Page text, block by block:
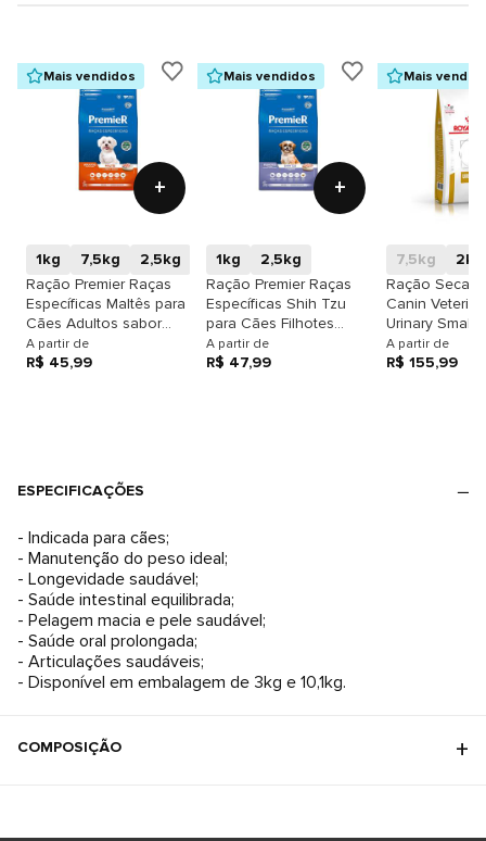
Mais vendidos
+
1kg 7,5kg
2,5kg
Ração Premier Raças
Específicas Maltês para
Cães Adultos sabor
Peru & Arroz
A partir de
R$ 45,99
Mais vendidos
+
1kg
2,5kg
Ração Premier Raças
Específicas Shih Tzu
para Cães Filhotes
sabor Frango
A partir de
R$ 47,99
Mais
7,5kg
2kg
Ração Seca
Canin
Urinary Small
Cães de
com Cálculos
A partir de
R$ 155,99
ESPECIFICAÇÕES
- Indicada para cães;
- Manutenção do peso ideal;
- Longevidade saudável;
- Saúde intestinal equilibrada;
- Pelagem macia e pele saudável;
- Saúde oral prolongada;
- Articulações saudáveis;
- Disponível em embalagem de 3kg e 10,1kg.
COMPOSIÇÃO